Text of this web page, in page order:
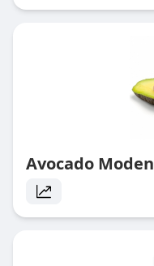
Avocado Moden